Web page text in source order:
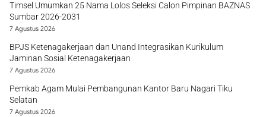
Timsel Umumkan 25 Nama Lolos Seleksi Calon Pimpinan BAZNAS
Sumbar 2026-2031
7 Agustus 2026
BPJS Ketenagakerjaan dan Unand Integrasikan Kurikulum
Jaminan Sosial Ketenagakerjaan
7 Agustus 2026
Pemkab Agam Mulai Pembangunan Kantor Baru Nagari Tiku
Selatan
7 Agustus 2026